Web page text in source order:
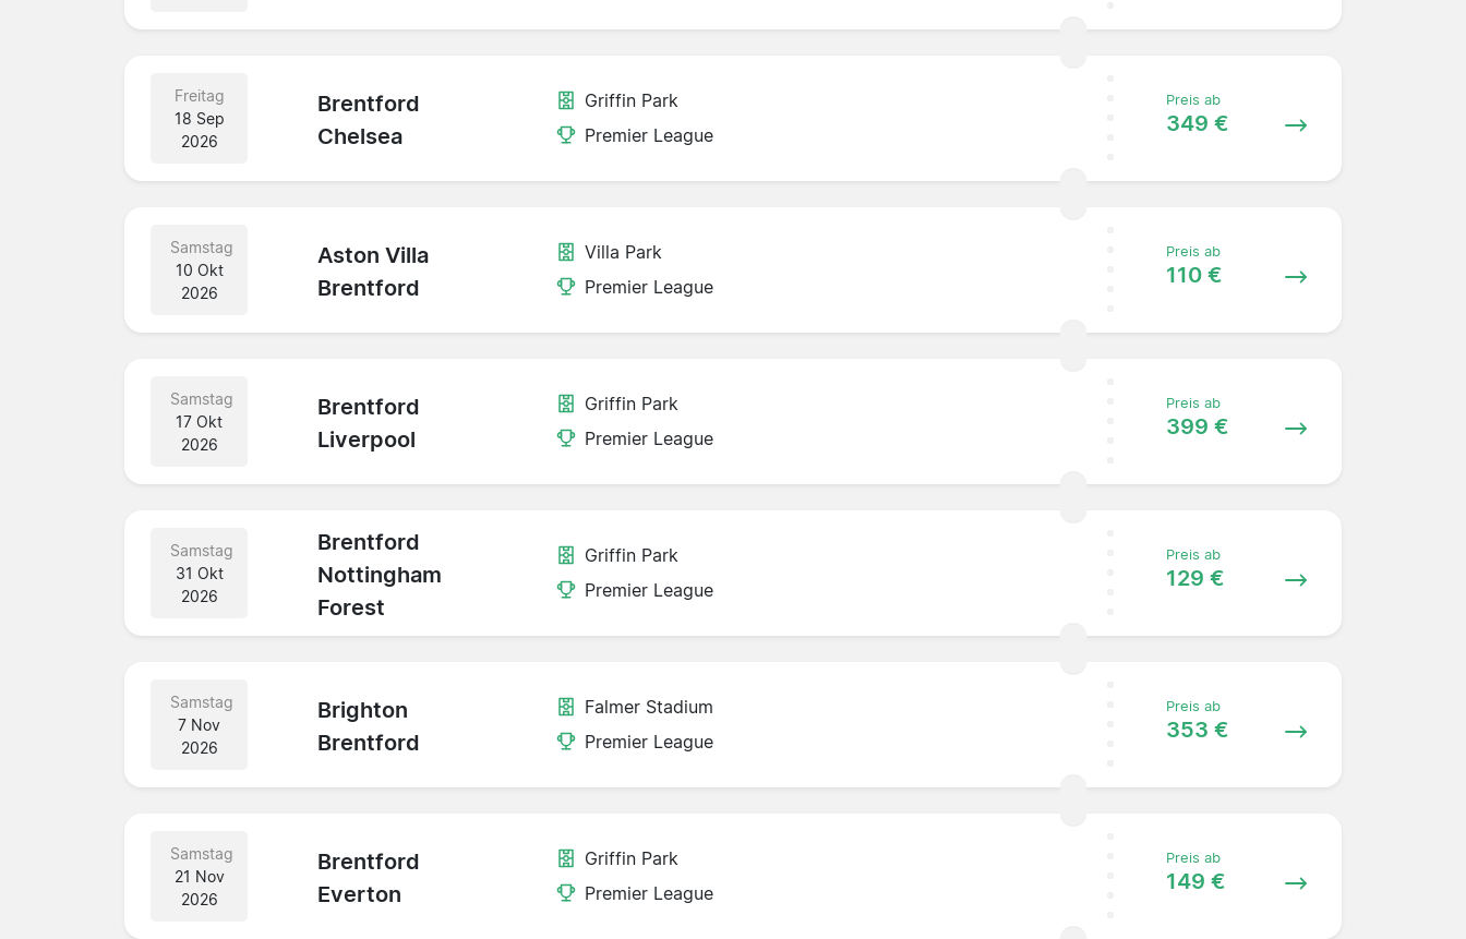
Freitag
18 Sep
2026
Brentford
Chelsea
Griffin Park
Premier League
Preis ab
349 €
Samstag
10 Okt
2026
Aston Villa
Brentford
Villa Park
Premier League
Preis ab
110 €
Samstag
17 Okt
2026
Brentford
Liverpool
Griffin Park
Premier League
Preis ab
399 €
Samstag
31 Okt
2026
Brentford
Nottingham
Forest
Griffin Park
Premier League
Preis ab
129 €
Samstag
7 Nov
2026
Brighton
Brentford
Falmer Stadium
Premier League
Preis ab
353 €
Samstag
21 Nov
2026
Brentford
Everton
Griffin Park
Premier League
Preis ab
149 €